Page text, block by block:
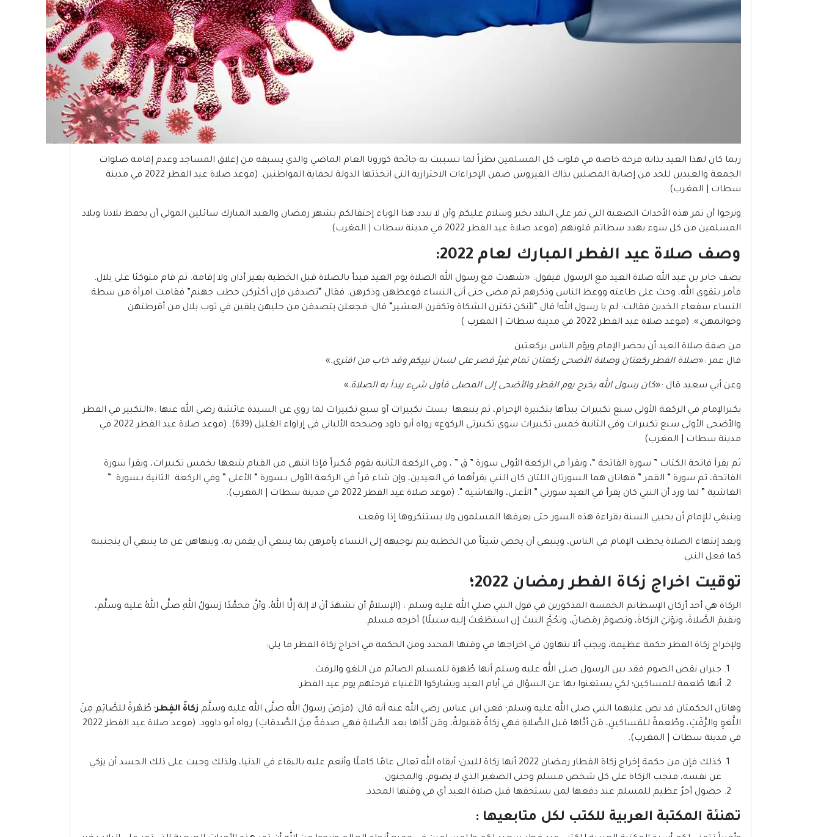
ربما كان لهذا العيد بذاته فرحة خاصة في قلوب كل المسلمين نظراً لما تسببت به جائحة كورونا العام الماضي والذي يسبقه من إغلاق المساجد وعدم إقامة صلوات
الجمعة والعيدين للحد من إصابة المصلين بذاك الفيروس ضمن الإجراءات الاحترازية التي اتخذتها الدولة لحماية المواطنين. (موعد صلاة عيد الفطر 2022 في مدينة
سطات | المغرب).
ونرجوا أن تمر هذه الأحداث الصعبة التي تمر علي البلاد بخير وسلام عليكم وأن لا يبدد هذا الوباء إحتفالكم بشهر رمضان والعيد المبارك سائلين المولي أن يحفظ بلادنا وبلاد
المسلمين من كل سوء يهدد سطاتم قلوبهم.(موعد صلاة عيد الفطر 2022 في مدينة سطات | المغرب).
وصف صلاة عيد الفطر المبارك لعام 2022 :
يصف جابر بن عبد الله صلاة العيد مع الرسول فيقول: «شهدت مع رسول الله الصلاة يوم العيد فبدأ بالصلاة قبل الخطبة بغير أذان ولا إقامة. ثم قام متوكئا على بلال.
فأمر بتقوى الله، وحث على طاعته ووعظ الناس وذكرهم ثم مضى حتى أتى النساء فوعظهن وذكرهن. فقال “تصدقن فإن أكثركن حطب جهنم” فقامت امرأة من سطة
النساء سفعاء الخدين فقالت: لم يا رسول الله! قال “لأنكن تكثرن الشكاة وتكفرن العشير” قال: فجعلن يتصدقن من حليهن يلقين في ثوب بلال من أقرطتهن
وخواتمهن.». (موعد صلاة عيد الفطر 2022 في مدينة سطات | المغرب )
من صفة صلاة العيد أن يحضر الإمام ويؤم الناس بركعتين
قال عمر :«صلاة الفطر ركعتان وصلاة الأضحى ركعتان تمام غيرُ قصر على لسان نبيكم وقد خاب من افترى.
»
وعن أبي سعيد قال :«كان رسول الله يخرج يوم الفطر والأضحى إلى المصلى فأول شيء يبدأ به الصلاة.»
يكبرالإمام في الركعة الأولى سبع تكبيرات يبدأها بتكبيرة الإحرام، ثم يتبعها بست تكبيرات أو سبع تكبيرات لما روي عن السيدة عائشة رضي الله عنها :«التكبير في الفطر
والأضحى الأولى سبع تكبيرات وفي الثانية خمس تكبيرات سوى تكبيرتي الركوع» رواه أبو داود وصححه الألباني في إراواء الغليل (639). (موعد صلاة عيد الفطر 2022 في
مدينة سطات | المغرب)
ثم يقرأ فاتحة الكتاب ” سورة الفاتحة “، ويقرأ في الركعة الأولى سورة ” ق ” ، وفي الركعة الثانية يقوم مُكبراً فإذا انتهى من القيام يتبعها بخمس تكبيرات، ويقرأ سورة
الفاتحة، ثم سورة ” القمر ” فهاتان هما السورتان اللتان كان النبي يقرأهما في العيدين، وإن شاء قرأ في الركعة الأولى بـسورة ” الأعلى ” وفي الركعة الثانية بـسورة ”
الغاشية ” لما ورد أن النبي كان يقرأ في العيد سورتي ” الأعلى، والغاشية “. (موعد صلاة عيد الفطر 2022 في مدينة سطات | المغرب).
وينبغي للإمام أن يحييي السنة بقراءة هذه السور حتى يعرفها المسلمون ولا يستنكروها إذا وقعت.
وبعد إنتهاء الصلاة يخطب الإمام في الناس، وينبغي أن يخص شيئاً من الخطبة يتم توجيهه إلى النساء يأمرهن بما ينبغي أن يقمن به، وينهاهن عن ما ينبغي أن يتجنبنه
كما فعل النبي.
توقيت اخراج زكاة الفطر رمضان 2022؛
الزكاة هي أحد أركان الإسطاتم الخمسة المذكورين في قول النبي صلي الله عليه وسلم : (الإسلامُ أن تشهَدَ أنْ لا إلهَ إلَّا اللهُ، وأنَّ محمَّدًا رَسولُ اللهِ صلَّى اللهُ عليه وسلَّم،
وتقيمَ الصَّلاةَ، وتؤتيَ الزكاةَ، وتصومَ رمَضانَ، وتحُجَّ البيتَ إن استطَعْتَ إليه سبيلًا) أخرجه مسلم.
ولإخراج زكاة الفطر حكمة عظيمة، ويجب ألا نتهاون في اخراجها في وقتها المحدد ومن الحكمة في اخراج زكاة الفطر ما يلي:
جبران نقص الصوم فقد بين الرسول صلى الله عليه وسلم أنها طُهرة للمسلم الصائم من اللغو والرفث.
أنها طُعمة للمساكين؛ لكي يستغنوا بها عن السؤال في أيام العيد ويشاركوا الأغنياء فرحتهم يوم عيد الفطر.
وهاتان الحكمتان قد نص عليهما النبي صلى الله عليه وسلم؛ فعن ابن عباس رضي الله عنه أنه قال: (فرَضَ رسولُ الله صلَّى الله عليه وسلَّم زكاةَ الفِطر؛ طُهْرةً للصَّائِمِ مِنَ
اللَّغوِ والرَّفَثِ، وطُعمةً للمَساكينِ، مَن أدَّاها قبل الصَّلاةِ فهي زكاةٌ مَقبولةٌ، ومَن أدَّاها بعد الصَّلاةِ فهي صدقةٌ مِنَ الصَّدقاتِ) رواه أبو داوود. (موعد صلاة عيد الفطر 2022
في مدينة سطات | المغرب).
كذلك فإن من حكمة إخراج زكاة الفطار رمضان 2022 أنها زكاة للبدن؛ أبقاه الله تعالى عامًا كاملًا وأنعم عليه بالبقاء في الدنيا، ولذلك وجبت على ذلك الجسد أن يزكي
عن نفسه، فتجب الزكاة على كل شخص مسلم وحتى الصغير الذي لا يصوم، والمجنون.
حصول أجرٌ عظيم للمسلم عند دفعها لمن يستحقها قبل صلاة العيد أي في وقتها المحدد.
تهنئة المكتبة العربية للكتب لكل متابعيها :